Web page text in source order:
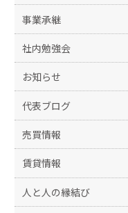
事業承継
社内勉強会
お知らせ
代表ブログ
売買情報
賃貸情報
人と人の縁結び